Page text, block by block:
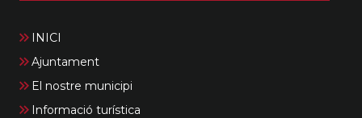
INICI
Ajuntament
El nostre municipi
Informació turística